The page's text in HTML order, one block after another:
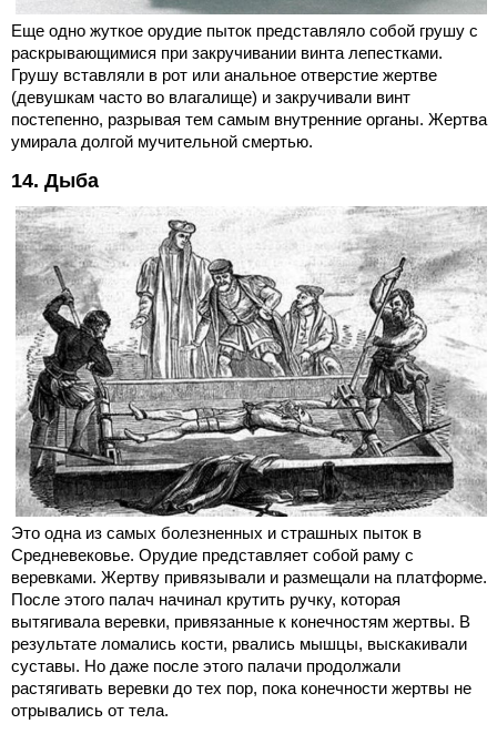
Еще одно жуткое орудие пыток представляло собой грушу с
раскрывающимися при закручивании винта лепестками.
Грушу вставляли в рот или анальное отверстие жертве
(девушкам часто во влагалище) и закручивали винт
постепенно, разрывая тем самым внутренние органы. Жертва
умирала долгой мучительной смертью.
14. Дыба
Это одна из самых болезненных и страшных пыток в
Средневековье. Орудие представляет собой раму с
веревками. Жертву привязывали и размещали на платформе.
После этого палач начинал крутить ручку, которая
вытягивала веревки, привязанные к конечностям жертвы. В
результате ломались кости, рвались мышцы, выскакивали
суставы. Но даже после этого палачи продолжали
растягивать веревки до тех пор, пока конечности жертвы не
отрывались от тела.